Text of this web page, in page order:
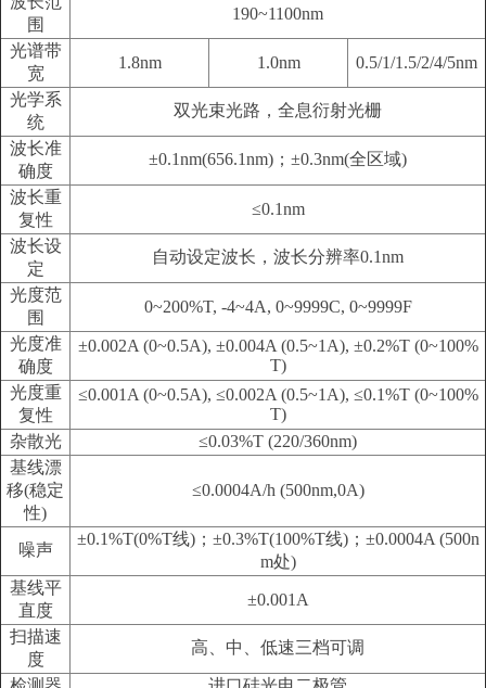
围
190~1100nm
光谱带
宽
1.8nm 1.0nm
0.5/1/1.5/2/4/5nm
光学系
统
双光束光路，全息衍射光栅
波长准
确度
±0.1nm(656.1nm)；±0.3nm(全区域)
波长重
复性
≤0.1nm
波长设
定
自动设定波长，波长分辨率0.1nm
光度范
围
0~200%T, -4~4A, 0~9999C, 0~9999F
光度准
确度
±0.002A (0~0.5A), ±0.004A (0.5~1A), ±0.2%T (0~100%
T)
光度重
复性
≤0.001A (0~0.5A), ≤0.002A (0.5~1A), ≤0.1%T (0~100%
T)
杂散光
≤0.03%T (220/360nm)
基线漂
移(稳定
性)
≤0.0004A/h (500nm,0A)
噪声
±0.1%T(0%T线)；±0.3%T(100%T线)；±0.0004A (500n
m处)
基线平
直度
±0.001A
扫描速
度
高、中、低速三档可调